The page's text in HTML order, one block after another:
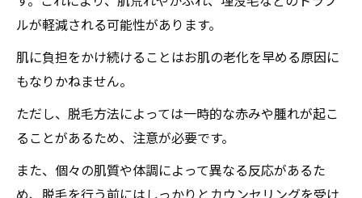
ルが軽減される可能性があります。
肌に負担をかけ続けることはお肌の老化を早める原因に
もなりかねません。
ただし、脱毛方法によっては一時的な赤みや腫れが起こ
ることがあるため、注意が必要です。
また、個々の肌質や体調によって異なる反応があるた
め、脱毛を行う前にはしっかりとカウンセリングを受け